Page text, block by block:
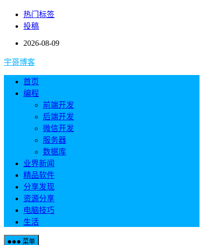
热门标签
投稿
2026-08-09
宇哥博客
首页
编程
前端开发
后端开发
微信开发
服务器
数据库
业界新闻
精品软件
分享发现
资源分享
电脑技巧
生活
菜单